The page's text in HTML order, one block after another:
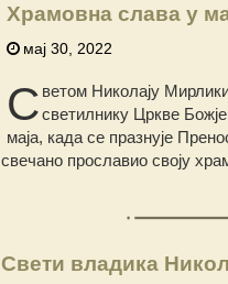
Храмовна слава у
мај 30, 2022
С ветом Николају
светилнику Цркве
маја, када се празнује
свечано прославио своју
Свети владика